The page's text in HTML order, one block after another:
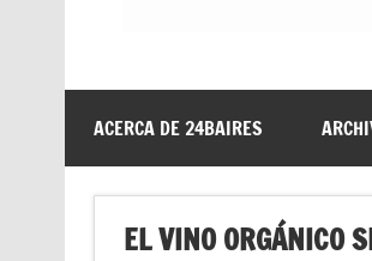
ACERCA DE 24BAIRES
EL VINO ORGÁNICO